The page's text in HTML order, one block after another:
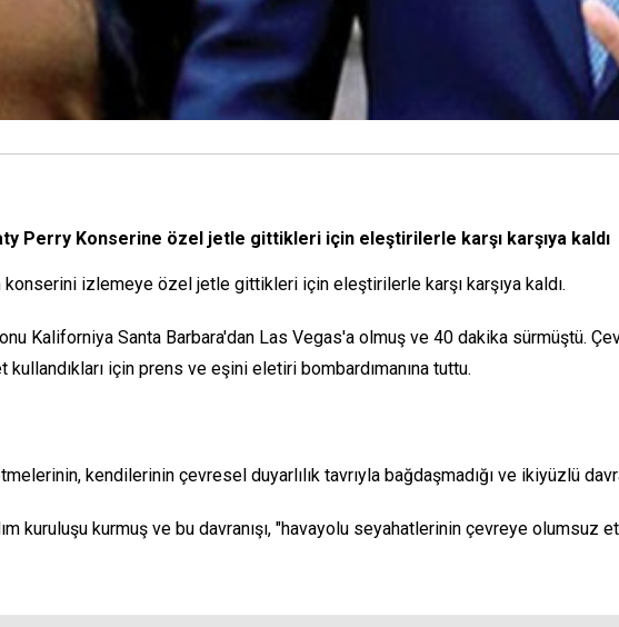
Perry Konserine özel jetle gittikleri için eleştirilerle karşı karşıya kaldı
izlemeye özel jetle gittikleri için eleştirilerle karşı karşıya kaldı.
Kaliforniya Santa Barbara'dan Las Vegas'a olmuş ve 40 dakika sürmüştü.
için prens ve eşini eletiri bombardımanına tuttu.
kendilerinin çevresel duyarlılık tavrıyla bağdaşmadığı ve ikiyüzlü
kuruluşu kurmuş ve bu davranışı, "havayolu seyahatlerinin çevreye